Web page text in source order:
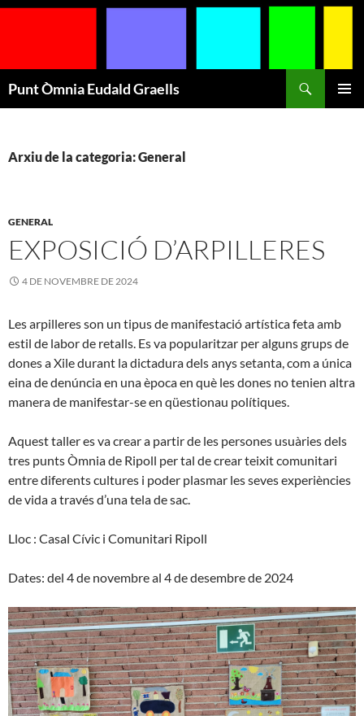
Punt Òmnia Eudald Graells
Arxiu de la categoria: General
GENERAL
EXPOSICIÓ D’ARPILLERES
4 DE NOVEMBRE DE 2024
Les arpilleres son un tipus de manifestació artística feta amb
estil de labor de retalls. Es va popularitzar per alguns grups de
dones a Xile durant la dictadura dels anys setanta, com a única
eina de denúncia en una època en què les dones no tenien altra
manera de manifestar-se en qüestionau polítiques.
Aquest taller es va crear a partir de les persones usuàries dels
tres punts Òmnia de Ripoll per tal de crear teixit comunitari
entre diferents cultures i poder plasmar les seves experiències
de vida a través d’una tela de sac.
Lloc : Casal Cívic i Comunitari Ripoll
Dates: del 4 de novembre al 4 de desembre de 2024